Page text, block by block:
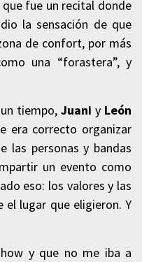
fue un recital donde
la sensación de que
de confort, por más
una “forastera”, y
un tiempo,Juani y León
era correcto organizar
las personas y bandas
un evento como
eso: los valores y las
el lugar que eligieron. Y
y que no me iba a